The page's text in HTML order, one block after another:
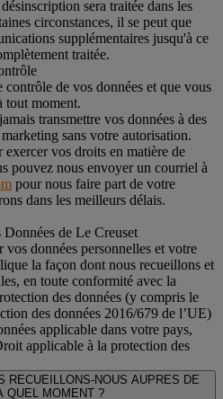
sera traitée dans les
circonstances, il se peut que
supplémentaires jusqu'à ce
traitée.
de vos données et que vous
tout moment.
transmettre vos données à des
sans votre autorisation.
vos droits en matière de
pouvez nous envoyer un courriel à
pour nous faire part de votre
dans les meilleurs délais.
de Le Creuset
vos données personnelles et votre
la façon dont nous recueillons et
en toute conformité avec la
des données (y compris le
des données 2016/679 de l’UE)
applicable dans votre pays,
applicable à la protection des
RECUEILLONS-NOUS AUPRES DE
QUEL MOMENT ?